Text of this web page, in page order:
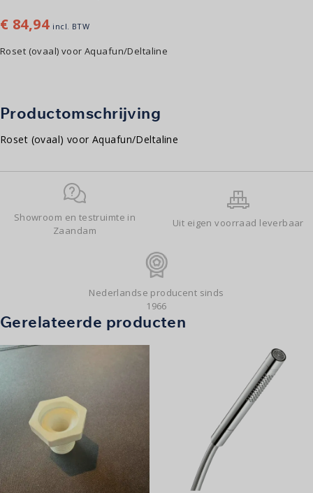
€ 84,94 incl. BTW
Roset (ovaal) voor Aquafun/Deltaline
Productomschrijving
Roset (ovaal) voor Aquafun/Deltaline
Showroom en testruimte in
Zaandam
Uit eigen voorraad leverbaar
Nederlandse producent sinds
1966
Gerelateerde producten